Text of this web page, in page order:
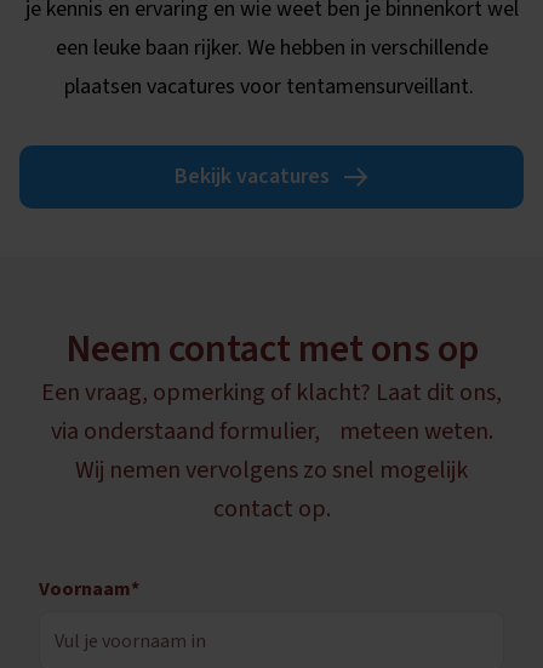
je kennis en ervaring en wie weet ben je binnenkort wel
een leuke baan rijker. We hebben in verschillende
plaatsen vacatures voor tentamensurveillant.
Bekijk vacatures
Neem contact met ons op
Een vraag, opmerking of klacht? Laat dit ons,
via onderstaand formulier, meteen weten.
Wij nemen vervolgens zo snel mogelijk
contact op.
Voornaam*